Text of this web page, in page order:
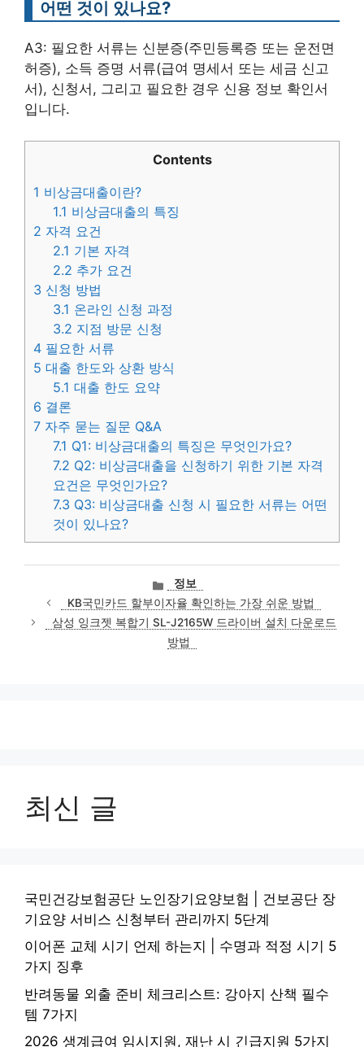
어떤 것이 있나요?
A3: 필요한 서류는 신분증(주민등록증 또는 운전면
허증), 소득 증명 서류(급여 명세서 또는 세금 신고
서), 신청서, 그리고 필요한 경우 신용 정보 확인서
입니다.
Contents
1 비상금대출이란?
1.1 비상금대출의 특징
2 자격 요건
2.1 기본 자격
2.2 추가 요건
3 신청 방법
3.1 온라인 신청 과정
3.2 지점 방문 신청
4 필요한 서류
5 대출 한도와 상환 방식
5.1 대출 한도 요약
6 결론
7 자주 묻는 질문 Q&A
7.1 Q1: 비상금대출의 특징은 무엇인가요?
7.2 Q2: 비상금대출을 신청하기 위한 기본 자격
요건은 무엇인가요?
7.3 Q3: 비상금대출 신청 시 필요한 서류는 어떤
것이 있나요?
카
테
고
리
정보
KB국민카드 할부이자율 확인하는 가장 쉬운 방법
삼성 잉크젯 복합기 SL-J2165W 드라이버 설치 다운로드
방법
최신 글
국민건강보험공단 노인장기요양보험 | 건보공단 장
기요양 서비스 신청부터 관리까지 5단계
이어폰 교체 시기 언제 하는지 | 수명과 적정 시기 5
가지 징후
반려동물 외출 준비 체크리스트: 강아지 산책 필수
템 7가지
2026 생계급여 임시지원, 재난 시 긴급지원 5가지